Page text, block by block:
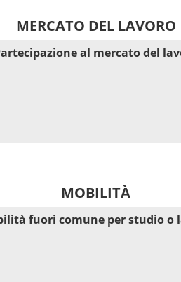
MERCATO DEL LAVORO
al mercato del
MOBILITÀ
fuori comune per studio o